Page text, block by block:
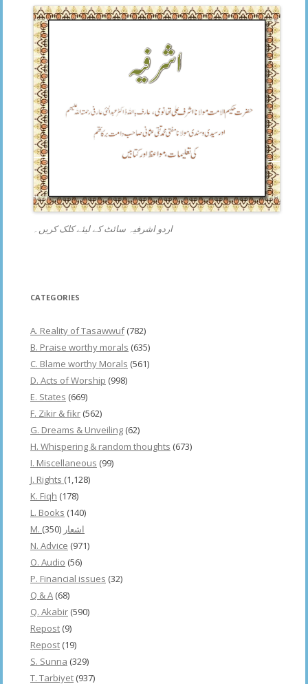
اردو اشرفیہ سائٹ کے لیئے کلک کریں۔
CATEGORIES
A. Reality of Tasawwuf(782)
B. Praise worthy morals (635)
C. Blame worthy Morals (561)
D. Acts of Worship (998)
E. States (669)
F. Zikir & fikr (562)
G. Dreams & Unveiling (62)
H. Whispering & random thoughts (673)
I. Miscellaneous (99)
J. Rights (1,128)
K. Fiqh (178)
L. Books (140)
M. اشعار (350)
N. Advice (971)
O. Audio (56)
P. Financial issues (32)
Q & A (68)
Q. Akabir (590)
Repost (9)
Repost (19)
S. Sunna (329)
T. Tarbiyet (937)